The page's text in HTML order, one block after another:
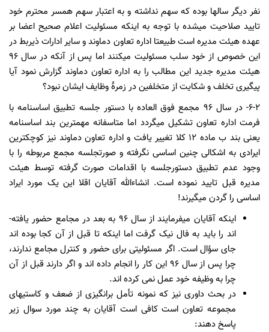
نفر دیگر سالها بوده که سهم نداشته و به اعتبار سهم همسر محترم خود
تایید صلاحیت می­شده با توجه به اینکه مسئولیت اعلام صحیح اعضا بر
عهده هیئت مدیره است طبیعتا اداره تعاون دماوند و سایر ادارات ذیربط در
این خصوص از خود سلب مسئولیت می­کنند اما پس از آنکه در سال 96
هیئت مدیره جدید این مطالب را به اداره تعاون دماوند گزارش نمود آیا
پیگیری تخلف و شکایت از متخلفین در زمرۀ وظایف ایشان نبود؟
6-2- در سال 96 مجمع فوق العاده با دستور جلسه تطبیق اساسنامه با
فرمت اداره تعاون تشکیل می­گردد اما متاسفانه مهمترین بند اساسنامه
یعنی بند ب ماده 12 کلا تغییر یافت و اداره تعاون دماوند نیز کوچکترین
ایرادی به اشکالی چنین اساسی نگرفته و صورتجلسه مجمع مربوطه را با
وجود عدم تطبیق دستورجلسه با اقدامات صورت گرفته توسط هیئت
مدیره قبل تایید نموده است. انشاءالله آقایان اقلا این یک مورد ایراد
اساسی را گردن می­گیرند!
اینکه آقایان می­فرمایند از سال 96 به بعد در مجامع حضور یافته­
اند را باید به فال نیک گرفت اما اینکه تا قبل از آن کجا بوده ­اند
جای سؤال است. اگر مسئولیتی برای حضور و کنترل مجامع ندارند،
چرا پس از سال 96 این کار را انجام داده­ اند و اگر دارند قبل از آن
چرا به وظیفه خود عمل نمی­ کرده ­اند.
در بحث داوری نیز که نمونه تأمل برانگیزی از ضعف و کاستیهای
مجموعه تعاون است کافی است آقایان به چند مورد سوال زیر
پاسخ دهند: